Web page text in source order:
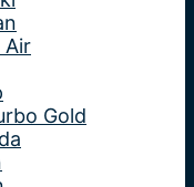
Air
Gold